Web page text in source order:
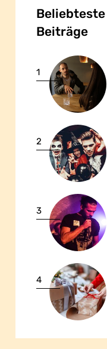
Beliebteste
Beiträge
1
2
3
4